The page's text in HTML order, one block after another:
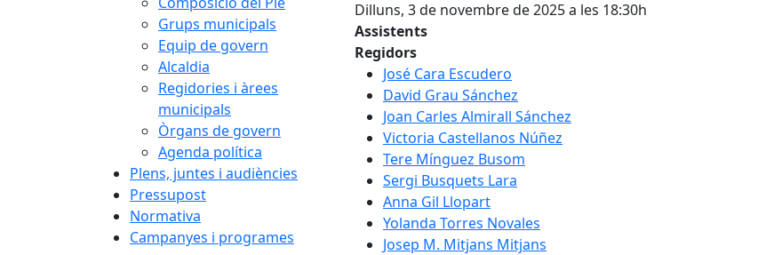
Grups municipals
Equip de govern
Alcaldia
Regidories i àrees
municipals
Òrgans de govern
Agenda política
Plens, juntes i audiències
Pressupost
Normativa
Campanyes i programes
Dilluns, 3 de novembre de 2025 a les 18:30h
Assistents
Regidors
José Cara Escudero
David Grau Sánchez
Joan Carles Almirall Sánchez
Victoria Castellanos Núñez
Tere Mínguez Busom
Sergi Busquets Lara
Anna Gil Llopart
Yolanda Torres Novales
Josep M. Mitjans Mitjans